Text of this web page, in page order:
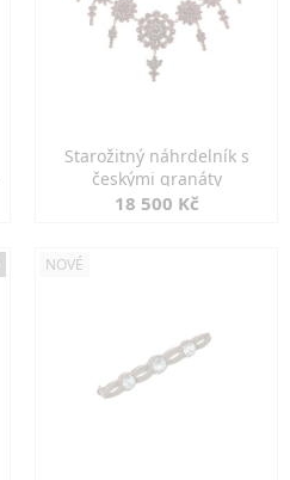
Starožitný náhrdelník s
českými granáty
18 500 Kč
NOVÉ